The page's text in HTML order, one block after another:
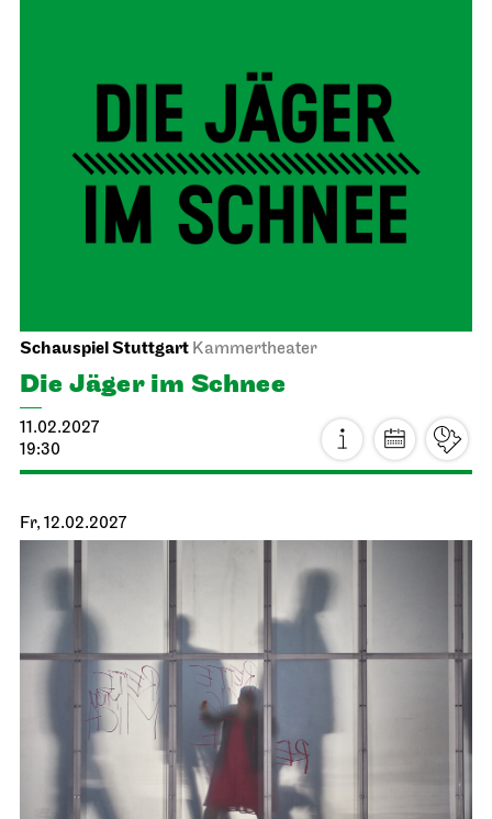
Schauspiel Stuttgart Kammertheater
Die Jäger im Schnee
11.02.2027
19:30
Fr, 12.02.2027